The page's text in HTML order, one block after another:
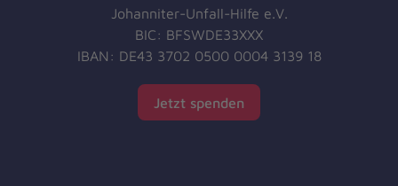
Johanniter-Unfall-Hilfe e.V.
BIC: BFSWDE33XXX
IBAN: DE43 3702 0500 0004 3139 18
Jetzt spenden